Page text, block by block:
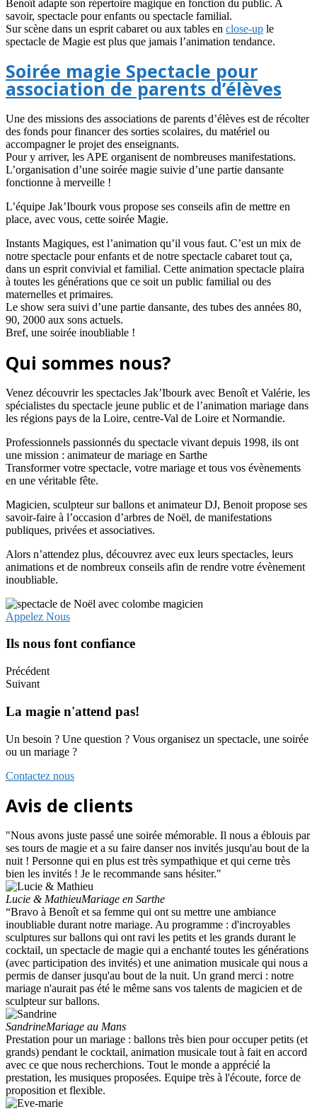
Benoît adapte son répertoire magique en fonction du public. A
savoir, spectacle pour enfants ou spectacle familial.
Sur scène dans un esprit cabaret ou aux tables en close-up le
spectacle de Magie est plus que jamais l’animation tendance.
Soirée magie Spectacle pour
association de parents d’élèves
Une des missions des associations de parents d’élèves est de récolter
des fonds pour financer des sorties scolaires, du matériel ou
accompagner le projet des enseignants.
Pour y arriver, les APE organisent de nombreuses manifestations.
L’organisation d’une soirée magie suivie d’une partie dansante
fonctionne à merveille !
L’équipe Jak’Ibourk vous propose ses conseils afin de mettre en
place, avec vous, cette soirée Magie.
Instants Magiques, est l’animation qu’il vous faut. C’est un mix de
notre spectacle pour enfants et de notre spectacle cabaret tout ça,
dans un esprit convivial et familial. Cette animation spectacle plaira
à toutes les générations que ce soit un public familial ou des
maternelles et primaires.
Le show sera suivi d’une partie dansante, des tubes des années 80,
90, 2000 aux sons actuels.
Bref, une soirée inoubliable !
Qui sommes nous?
Venez découvrir les spectacles Jak’Ibourk avec Benoît et Valérie, les
spécialistes du spectacle jeune public et de l’animation mariage dans
les régions pays de la Loire, centre-Val de Loire et Normandie.
Professionnels passionnés du spectacle vivant depuis 1998, ils ont
une mission : animateur de mariage en Sarthe
Transformer votre spectacle, votre mariage et tous vos évènements
en une véritable fête.
Magicien, sculpteur sur ballons et animateur DJ, Benoit propose ses
savoir-faire à l’occasion d’arbres de Noël, de manifestations
publiques, privées et associatives.
Alors n’attendez plus, découvrez avec eux leurs spectacles, leurs
animations et de nombreux conseils afin de rendre votre évènement
inoubliable.
Appelez Nous
Ils nous font confiance
Précédent
Suivant
La magie n'attend pas!
Un besoin ? Une question ? Vous organisez un spectacle, une soirée
ou un mariage ?
Contactez nous
Avis de clients
"Nous avons juste passé une soirée mémorable. Il nous a éblouis par
ses tours de magie et a su faire danser nos invités jusqu'au bout de la
nuit ! Personne qui en plus est très sympathique et qui cerne très
bien les invités ! Je le recommande sans hésiter."
Lucie & MathieuMariage en Sarthe
“Bravo à Benoît et sa femme qui ont su mettre une ambiance
inoubliable durant notre mariage. Au programme : d'incroyables
sculptures sur ballons qui ont ravi les petits et les grands durant le
cocktail, un spectacle de magie qui a enchanté toutes les générations
(avec participation des invités) et une animation musicale qui nous a
permis de danser jusqu'au bout de la nuit. Un grand merci : notre
mariage n'aurait pas été le même sans vos talents de magicien et de
sculpteur sur ballons.
SandrineMariage au Mans
Prestation pour un mariage : ballons très bien pour occuper petits (et
grands) pendant le cocktail, animation musicale tout à fait en accord
avec ce que nous recherchions. Tout le monde a apprécié la
prestation, les musiques proposées. Equipe très à l'écoute, force de
proposition et flexible.